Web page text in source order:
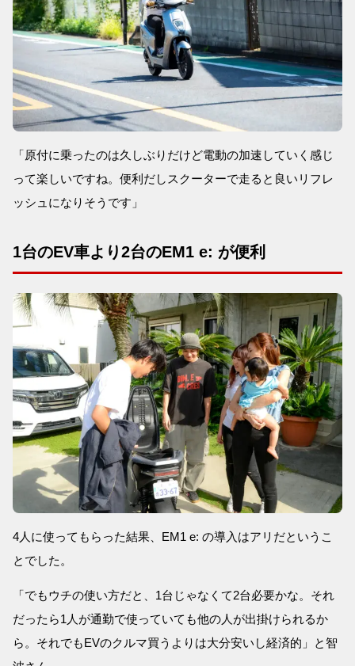
「原付に乗ったのは久しぶりだけど電動の加速していく感じ
って楽しいですね。便利だしスクーターで走ると良いリフレ
ッシュになりそうです」
1台のEV車より2台のEM1 e: が便利
4人に使ってもらった結果、EM1 e: の導入はアリだというこ
とでした。
「でもウチの使い方だと、1台じゃなくて2台必要かな。それ
だったら1人が通勤で使っていても他の人が出掛けられるか
ら。それでもEVのクルマ買うよりは大分安いし経済的」と智